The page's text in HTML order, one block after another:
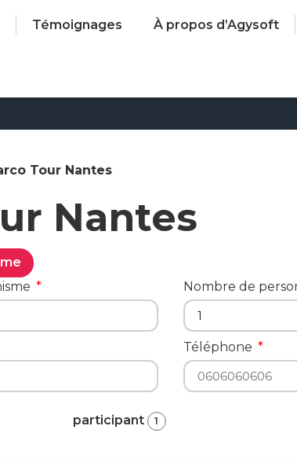
Témoignages À propos d’Agysoft
Tour Nantes
Nantes
Nombre de
Téléphone
participant 1